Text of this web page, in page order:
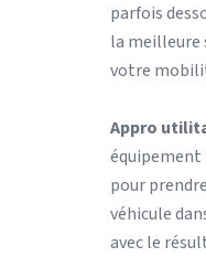
parfois
la
votre
Appro
équipement
pour
véhicule
avec le